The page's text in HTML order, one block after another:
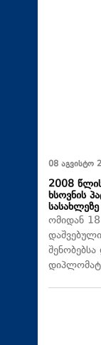
08 აგვისტო
2008
ხსოვნის
ომიდან